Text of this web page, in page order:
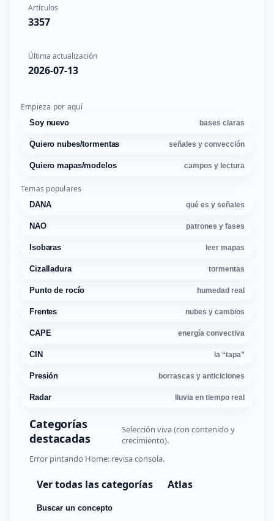
Artículos
3357
Última actualización
2026-07-13
Empieza por aquí
Soy nuevo bases claras
Quiero nubes/tormentas señales y convección
Quiero mapas/modelos campos y lectura
Temas populares
DANA qué es y señales
NAO patrones y fases
Isobaras leer mapas
Cizalladura tormentas
Punto de rocío humedad real
Frentes nubes y cambios
CAPE energía convectiva
CIN la “tapa”
Presión borrascas y anticiclones
Radar lluvia en tiempo real
Categorías
destacadas
Selección viva (con contenido y
crecimiento).
Error pintando Home: revisa consola.
Ver todas las categorías Atlas
Buscar un concepto